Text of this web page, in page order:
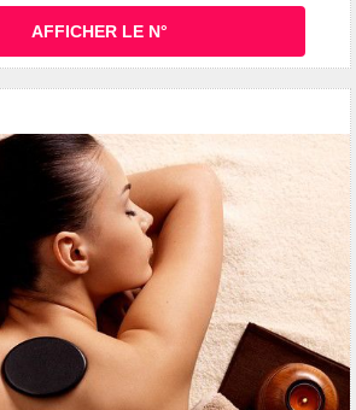
AFFICHER LE N°